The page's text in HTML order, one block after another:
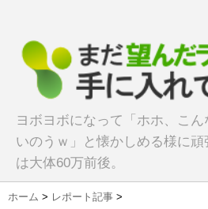
ヨボヨボになって「ホホ、こ
いのうｗ」と懐かしめる様に
は大体60万前後。
ホーム > レポート記事 >